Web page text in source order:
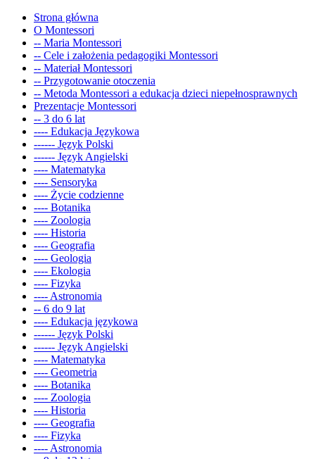
Strona główna
O Montessori
-- Maria Montessori
-- Cele i założenia pedagogiki Montessori
-- Materiał Montessori
-- Przygotowanie otoczenia
-- Metoda Montessori a edukacja dzieci niepełnosprawnych
Prezentacje Montessori
-- 3 do 6 lat
---- Edukacja Językowa
------ Język Polski
------ Język Angielski
---- Matematyka
---- Sensoryka
---- Życie codzienne
---- Botanika
---- Zoologia
---- Historia
---- Geografia
---- Geologia
---- Ekologia
---- Fizyka
---- Astronomia
-- 6 do 9 lat
---- Edukacja językowa
------ Język Polski
------ Język Angielski
---- Matematyka
---- Geometria
---- Botanika
---- Zoologia
---- Historia
---- Geografia
---- Fizyka
---- Astronomia